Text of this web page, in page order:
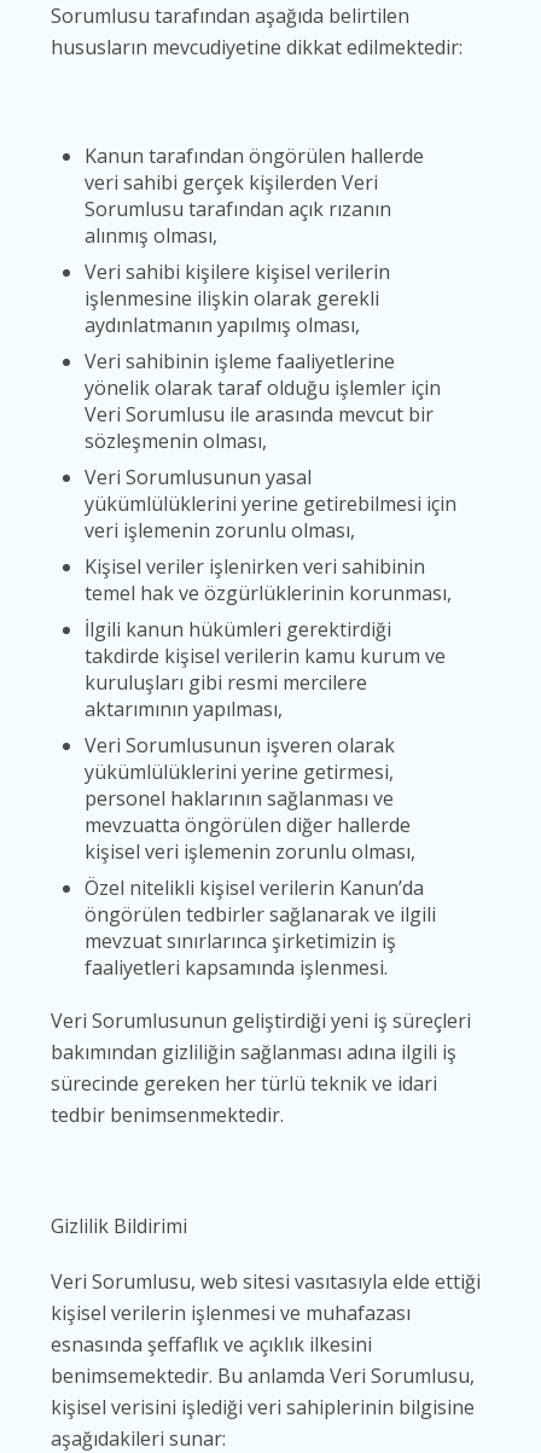
Sorumlusu tarafından aşağıda belirtilen
hususların mevcudiyetine dikkat edilmektedir:
Kanun tarafından öngörülen hallerde
veri sahibi gerçek kişilerden Veri
Sorumlusu tarafından açık rızanın
alınmış olması,
Veri sahibi kişilere kişisel verilerin
işlenmesine ilişkin olarak gerekli
aydınlatmanın yapılmış olması,
Veri sahibinin işleme faaliyetlerine
yönelik olarak taraf olduğu işlemler için
Veri Sorumlusu ile arasında mevcut bir
sözleşmenin olması,
Veri Sorumlusunun yasal
yükümlülüklerini yerine getirebilmesi için
veri işlemenin zorunlu olması,
Kişisel veriler işlenirken veri sahibinin
temel hak ve özgürlüklerinin korunması,
İlgili kanun hükümleri gerektirdiği
takdirde kişisel verilerin kamu kurum ve
kuruluşları gibi resmi mercilere
aktarımının yapılması,
Veri Sorumlusunun işveren olarak
yükümlülüklerini yerine getirmesi,
personel haklarının sağlanması ve
mevzuatta öngörülen diğer hallerde
kişisel veri işlemenin zorunlu olması,
Özel nitelikli kişisel verilerin Kanun’da
öngörülen tedbirler sağlanarak ve ilgili
mevzuat sınırlarınca şirketimizin iş
faaliyetleri kapsamında işlenmesi.
Veri Sorumlusunun geliştirdiği yeni iş süreçleri
bakımından gizliliğin sağlanması adına ilgili iş
sürecinde gereken her türlü teknik ve idari
tedbir benimsenmektedir.
Gizlilik Bildirimi
Veri Sorumlusu, web sitesi vasıtasıyla elde ettiği
kişisel verilerin işlenmesi ve muhafazası
esnasında şeffaflık ve açıklık ilkesini
benimsemektedir. Bu anlamda Veri Sorumlusu,
kişisel verisini işlediği veri sahiplerinin bilgisine
aşağıdakileri sunar: